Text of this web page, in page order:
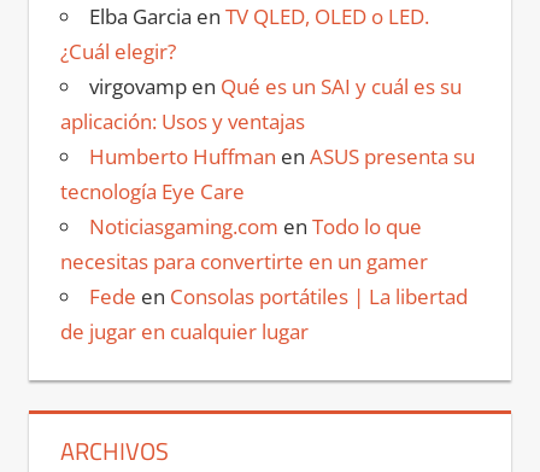
Elba Garcia en TV QLED, OLED o LED.
¿Cuál elegir?
virgovampen Qué es un SAI y cuál es su
aplicación: Usos y ventajas
Humberto Huffman en ASUS presenta su
tecnología Eye Care
Noticiasgaming.com en Todo lo que
necesitas para convertirte en un gamer
Fede en Consolas portátiles | La libertad
de jugar en cualquier lugar
ARCHIVOS